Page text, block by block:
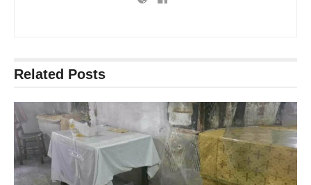
Related Posts